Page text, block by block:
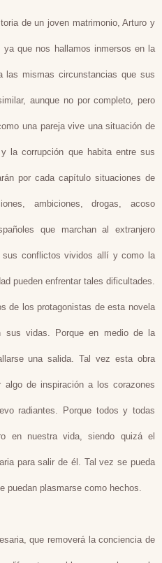
de un joven matrimonio, Arturo y
que nos hallamos inmersos en la
las mismas circunstancias que sus
aunque no por completo, pero
una pareja vive una situación de
la corrupción que habita entre sus
por cada capítulo situaciones de
ambiciones, drogas, acoso
que marchan al extranjero
sus conflictos vividos allí y como la
pueden enfrentar tales dificultades.
de los protagonistas de esta novela
sus vidas. Porque en medio de la
una salida. Tal vez esta obra
algo de inspiración a los corazones
radiantes. Porque todos y todas
en nuestra vida, siendo quizá el
para salir de él. Tal vez se pueda
puedan plasmarse como hechos.
que removerá la conciencia de